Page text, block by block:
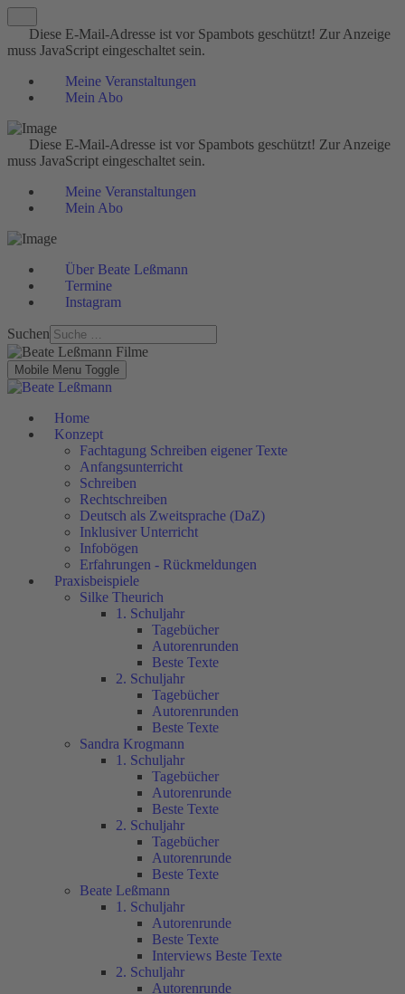
Diese E-Mail-Adresse ist vor Spambots geschützt! Zur Anzeige
muss JavaScript eingeschaltet sein.
Meine Veranstaltungen
Mein Abo
Diese E-Mail-Adresse ist vor Spambots geschützt! Zur Anzeige
muss JavaScript eingeschaltet sein.
Meine Veranstaltungen
Mein Abo
Über Beate Leßmann
Termine
Instagram
Suchen
Mobile Menu Toggle
Home
Konzept
Fachtagung Schreiben eigener Texte
Anfangsunterricht
Schreiben
Rechtschreiben
Deutsch als Zweitsprache (DaZ)
Inklusiver Unterricht
Infobögen
Erfahrungen - Rückmeldungen
Praxisbeispiele
Silke Theurich
1. Schuljahr
Tagebücher
Autorenrunden
Beste Texte
2. Schuljahr
Tagebücher
Autorenrunden
Beste Texte
Sandra Krogmann
1. Schuljahr
Tagebücher
Autorenrunde
Beste Texte
2. Schuljahr
Tagebücher
Autorenrunde
Beste Texte
Beate Leßmann
1. Schuljahr
Autorenrunde
Beste Texte
Interviews Beste Texte
2. Schuljahr
Autorenrunde